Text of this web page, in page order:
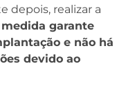
depois, realizar a
medida garante
e não há
devido ao